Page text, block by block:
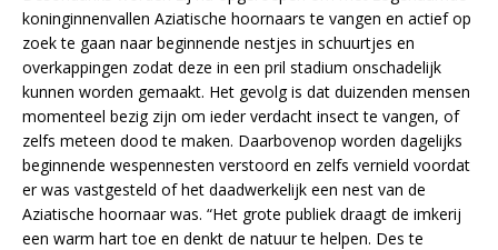
koninginnenvallen Aziatische hoornaars te vangen en actief op
zoek te gaan naar beginnende nestjes in schuurtjes en
overkappingen zodat deze in een pril stadium onschadelijk
kunnen worden gemaakt. Het gevolg is dat duizenden mensen
momenteel bezig zijn om ieder verdacht insect te vangen, of
zelfs meteen dood te maken. Daarbovenop worden dagelijks
beginnende wespennesten verstoord en zelfs vernield voordat
er was vastgesteld of het daadwerkelijk een nest van de
Aziatische hoornaar was. “Het grote publiek draagt de imkerij
een warm hart toe en denkt de natuur te helpen. Des te